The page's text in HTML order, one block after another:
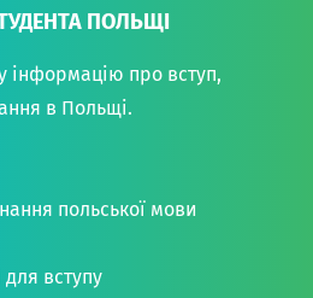
ПОЛЬЩІ
інформацію про вступ,
в Польщі.
польської мови
вступу